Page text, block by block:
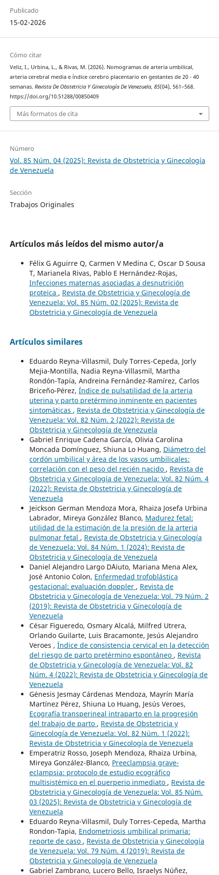
Publicado
15-02-2026
Cómo citar
Veliz, I., Urbina, L., & Rivas, M. (2026). Nomogramas de arteria umbilical,
arteria cerebral media e índice cerebro placentario en gestantes de 20 - 40
semanas. Revista De Obstetricia Y Ginecología De Venezuela, 85(04), 561–568.
https://doi.org/10.51288/00850409
Más formatos de cita
Número
Vol. 85 Núm. 04 (2025): Revista de Obstetricia y Ginecología
de Venezuela
Sección
Trabajos Originales
Artículos más leídos del mismo autor/a
Félix G Aguirre Q, Carmen V Medina C, Oscar D Sousa
T, Marianela Rivas, Pablo E Hernández-Rojas,
Infecciones maternas asociadas a desnutrición
proteica , Revista de Obstetricia y Ginecología de
Venezuela: Vol. 85 Núm. 02 (2025): Revista de
Obstetricia y Ginecología de Venezuela
Artículos similares
Eduardo Reyna-Villasmil, Duly Torres-Cepeda, Jorly
Mejia-Montilla, Nadia Reyna-Villasmil, Martha
Rondón-Tapía, Andreina Fernández-Ramírez, Carlos
Briceño-Pérez, Índice de pulsatilidad de la arteria
uterina y parto pretérmino inminente en pacientes
sintomáticas , Revista de Obstetricia y Ginecología de
Venezuela: Vol. 82 Núm. 2 (2022): Revista de
Obstetricia y Ginecología de Venezuela
Gabriel Enrique Cadena García, Olivia Carolina
Moncada Domínguez, Shiuna Lo Huang, Diámetro del
cordón umbilical y área de los vasos umbilicales:
correlación con el peso del recién nacido , Revista de
Obstetricia y Ginecología de Venezuela: Vol. 82 Núm. 4
(2022): Revista de Obstetricia y Ginecología de
Venezuela
Jeickson German Mendoza Mora, Rhaiza Josefa Urbina
Labrador, Mireya González Blanco, Madurez fetal:
utilidad de la estimación de la presión de la arteria
pulmonar fetal , Revista de Obstetricia y Ginecología
de Venezuela: Vol. 84 Núm. 1 (2024): Revista de
Obstetricia y Ginecología de Venezuela
Daniel Alejandro Largo D´Aiuto, Mariana Mena Alex,
José Antonio Colon, Enfermedad trofoblástica
gestacional: evaluación doppler , Revista de
Obstetricia y Ginecología de Venezuela: Vol. 79 Núm. 2
(2019): Revista de Obstetricia y Ginecología de
Venezuela
César Figueredo, Osmary Alcalá, Milfred Utrera,
Orlando Guilarte, Luis Bracamonte, Jesús Alejandro
Veroes , Índice de consistencia cervical en la detección
del riesgo de parto pretérmino espontáneo , Revista
de Obstetricia y Ginecología de Venezuela: Vol. 82
Núm. 4 (2022): Revista de Obstetricia y Ginecología de
Venezuela
Génesis Jesmay Cárdenas Mendoza, Mayrín María
Martínez Pérez, Shiuna Lo Huang, Jesús Veroes,
Ecografía transperineal intraparto en la progresión
del trabajo de parto , Revista de Obstetricia y
Ginecología de Venezuela: Vol. 82 Núm. 1 (2022):
Revista de Obstetricia y Ginecología de Venezuela
Emperatriz Rosso, Joseph Mendoza, Rhaiza Urbina,
Mireya González-Blanco, Preeclampsia grave-
eclampsia: protocolo de estudio ecográfico
multisistémico en el puerperio inmediato , Revista de
Obstetricia y Ginecología de Venezuela: Vol. 85 Núm.
03 (2025): Revista de Obstetricia y Ginecología de
Venezuela
Eduardo Reyna-Villasmil, Duly Torres-Cepeda, Martha
Rondon-Tapia, Endometriosis umbilical primaria:
reporte de caso , Revista de Obstetricia y Ginecología
de Venezuela: Vol. 79 Núm. 4 (2019): Revista de
Obstetricia y Ginecología de Venezuela
Gabriel Zambrano, Lucero Bello, Israelys Núñez,